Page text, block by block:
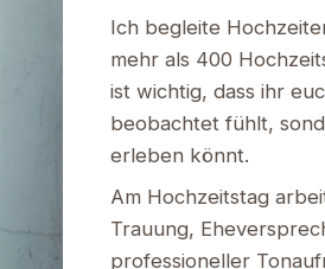
Ich begleite
mehr als 400
ist wichtig, dass ihr
beobachtet fühlt,
erleben könnt.
Am Hochzeitstag
Trauung,
professioneller